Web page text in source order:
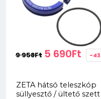
9 958Ft 5 690Ft -
ZETA hátsó teleszkóp
süllyesztő / ültető szett